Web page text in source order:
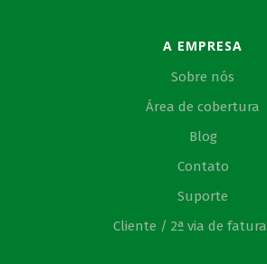
A EMPRESA
Sobre nós
Área de cobertura
Blog
Contato
Suporte
Cliente / 2ª via de fatura